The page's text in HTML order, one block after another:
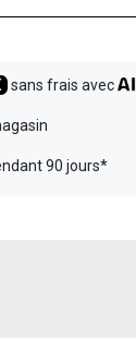
sans frais avec
90 jours*